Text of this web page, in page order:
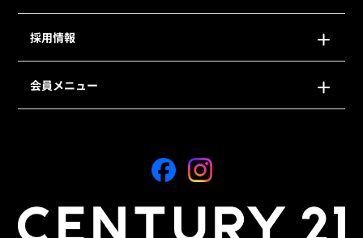
採用情報
会員メニュー